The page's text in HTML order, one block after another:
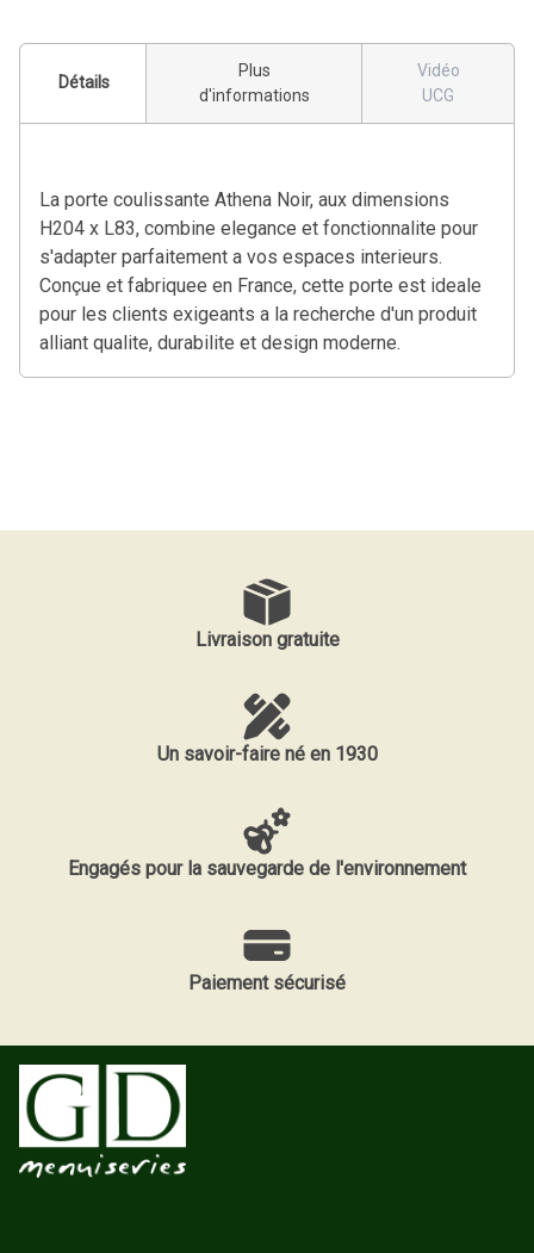
Détails
Plus
d'informations
Vidéo
UCG
La porte coulissante Athena Noir, aux dimensions
H204 x L83, combine elegance et fonctionnalite pour
s'adapter parfaitement a vos espaces interieurs.
Conçue et fabriquee en France, cette porte est ideale
pour les clients exigeants a la recherche d'un produit
alliant qualite, durabilite et design moderne.
Livraison gratuite
Un savoir-faire né en 1930
Engagés pour la sauvegarde de l'environnement
Paiement sécurisé